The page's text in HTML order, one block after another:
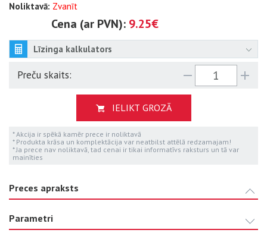
Noliktavā: Zvanīt
Cena (ar PVN): 9.25€
Līzinga kalkulators
Preču skaits:
IELIKT GROZĀ
* Akcija ir spēkā kamēr prece ir noliktavā
* Produkta krāsa un komplektācija var neatbilst attēlā redzamajam!
* Ja prece nav noliktavā, tad cenai ir tikai informatīvs raksturs un tā var
mainīties
Preces apraksts
Parametri